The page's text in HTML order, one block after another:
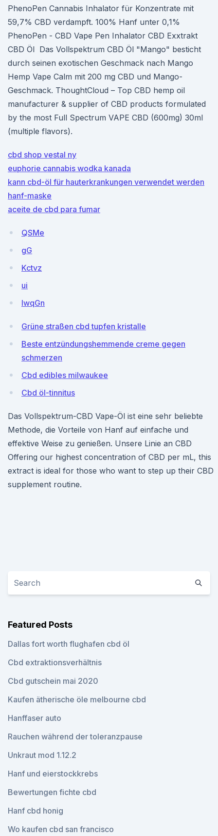
PhenoPen Cannabis Inhalator für Konzentrate mit
59,7% CBD verdampft. 100% Hanf unter 0,1%
PhenoPen - CBD Vape Pen Inhalator CBD Exxtrakt
CBD Öl Das Vollspektrum CBD Öl "Mango" besticht
durch seinen exotischen Geschmack nach Mango
Hemp Vape Calm mit 200 mg CBD und Mango-
Geschmack. ThoughtCloud – Top CBD hemp oil
manufacturer & supplier of CBD products formulated
by the most Full Spectrum VAPE CBD (600mg) 30ml
(multiple flavors).
cbd shop vestal ny
euphorie cannabis wodka kanada
kann cbd-öl für hauterkrankungen verwendet werden
hanf-maske
aceite de cbd para fumar
QSMe
gG
Kctvz
ui
IwqGn
Grüne straßen cbd tupfen kristalle
Beste entzündungshemmende creme gegen
schmerzen
Cbd edibles milwaukee
Cbd öl-tinnitus
Das Vollspektrum-CBD Vape-Öl ist eine sehr beliebte
Methode, die Vorteile von Hanf auf einfache und
effektive Weise zu genießen. Unsere Linie an CBD
Offering our highest concentration of CBD per mL, this
extract is ideal for those who want to step up their CBD
supplement routine.
Featured Posts
Dallas fort worth flughafen cbd öl
Cbd extraktionsverhältnis
Cbd gutschein mai 2020
Kaufen ätherische öle melbourne cbd
Hanffaser auto
Rauchen während der toleranzpause
Unkraut mod 1.12.2
Hanf und eierstockkrebs
Bewertungen fichte cbd
Hanf cbd honig
Wo kaufen cbd san ​​francisco